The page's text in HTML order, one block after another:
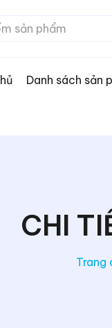
Danh sách sản
CHI
Trang